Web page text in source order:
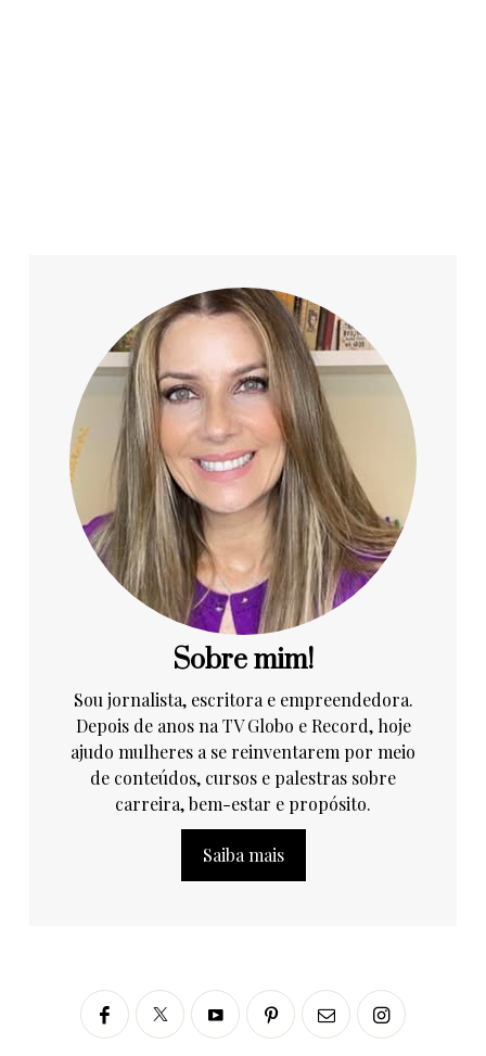
Sobre mim!
Sou jornalista, escritora e empreendedora.
Depois de anos na TV Globo e Record, hoje
ajudo mulheres a se reinventarem por meio
de conteúdos, cursos e palestras sobre
carreira, bem-estar e propósito.
Saiba mais